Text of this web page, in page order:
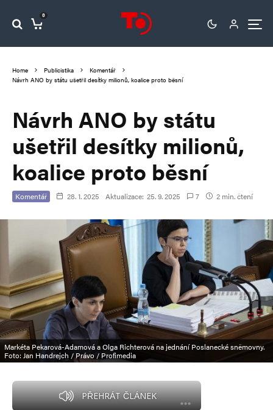
0
Home Publicistika
Komentář
Návrh ANO by státu ušetřil desítky milionů, koalice proto běsní
Návrh ANO by státu
ušetřil desítky milionů,
koalice proto běsní
Komentář 28. 1. 2025 Aktualizace: 25. 9. 2025 7 2 min. čtení
Markéta Pekarová-Adamová a Olga Richterová na jednání Poslanecké sněmovny.
Foto: Jan Handrejch / Právo / Profimedia
PŘEHRÁT ČLÁNEK